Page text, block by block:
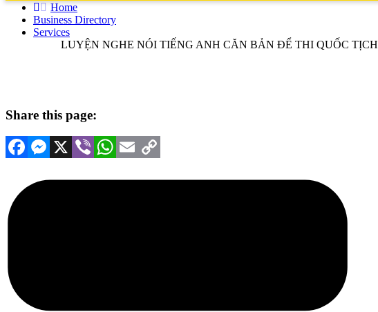
Home
Business Directory
Services
LUYỆN NGHE NÓI TIẾNG ANH CĂN BẢN ĐỂ THI QUỐC TỊCH
Share this page:
FacebookMessenger
X Viber WhatsApp
Email